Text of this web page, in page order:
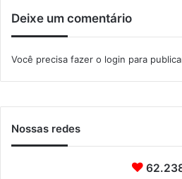
a
é
m
n
s
t
i
a
v
Deixe um comentário
Você precisa fazer o login para
Nossas redes